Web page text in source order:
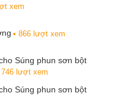
xem
• 866 lượt xem
Súng phun sơn bột
746 lượt xem
Súng phun sơn bột